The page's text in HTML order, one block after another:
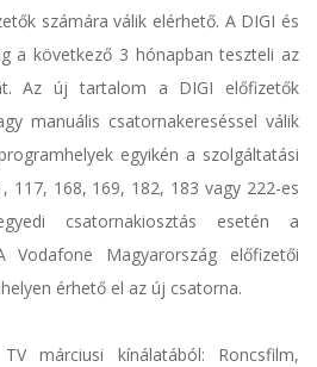
számára válik elérhető. A DIGI és
a következő 3 hónapban teszteli az
Az új tartalom a DIGI előfizetők
manuális csatornakereséssel válik
egyikén a szolgáltatási
117, 168, 169, 182, 183 vagy 222-es
csatornakiosztás esetén a
Vodafone Magyarország előfizetői
érhető el az új csatorna.
márciusi kínálatából: Roncsfilm,